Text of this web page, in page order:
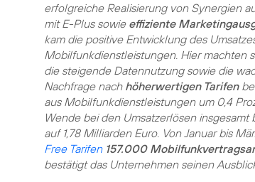
erfolgreiche Realisierung von Synergien
mit E-Plus sowie effiziente
kam die positive Entwicklung des
Mobilfunkdienstleistungen. Hier machten
die steigende Datennutzung sowie die
Nachfrage nach höherwertigen Tarifen
aus Mobilfunkdienstleistungen um 0,4
Wende bei den Umsatzerlösen
auf 1,78 Milliarden Euro. Von Januar bis
Free Tarifen 157.000
bestätigt das Unternehmen seinen